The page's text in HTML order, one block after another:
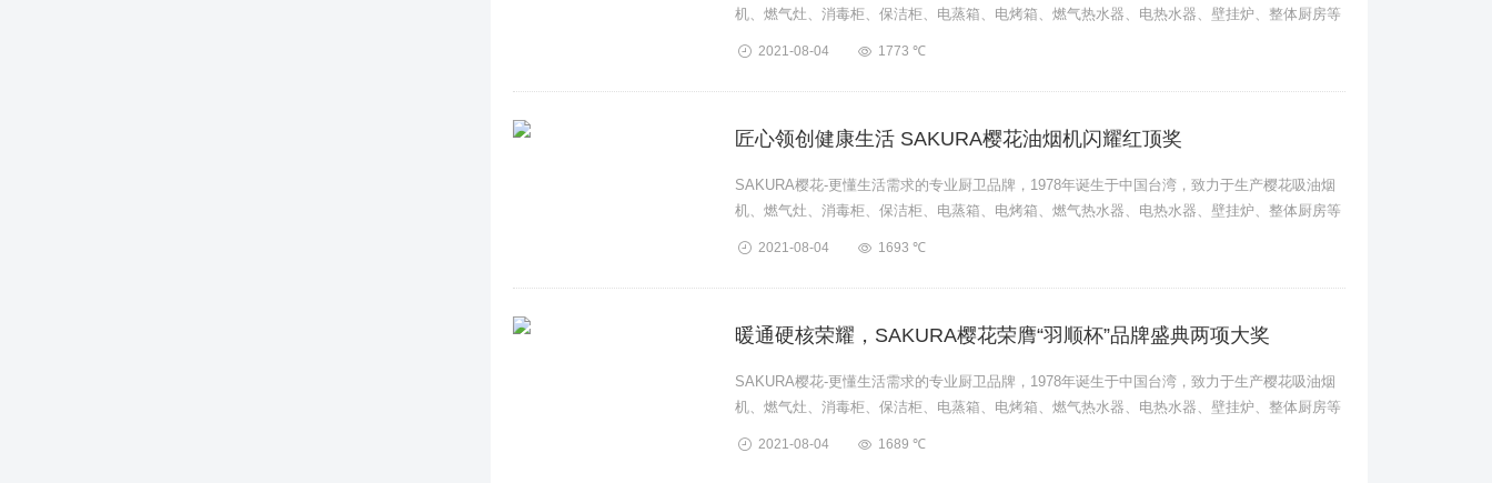
机、燃气灶、消毒柜、保洁柜、电蒸箱、电烤箱、燃气热水器、电热水器、壁挂炉、整体厨房等
2021-08-04 1773 ℃
匠心领创健康生活 SAKURA樱花油烟机闪耀红顶奖
SAKURA樱花-更懂生活需求的专业厨卫品牌，1978年诞生于中国台湾，致力于生产樱花吸油烟
机、燃气灶、消毒柜、保洁柜、电蒸箱、电烤箱、燃气热水器、电热水器、壁挂炉、整体厨房等
2021-08-04 1693 ℃
暖通硬核荣耀，SAKURA樱花荣膺“羽顺杯”品牌盛典两项大奖
SAKURA樱花-更懂生活需求的专业厨卫品牌，1978年诞生于中国台湾，致力于生产樱花吸油烟
机、燃气灶、消毒柜、保洁柜、电蒸箱、电烤箱、燃气热水器、电热水器、壁挂炉、整体厨房等
2021-08-04 1689 ℃